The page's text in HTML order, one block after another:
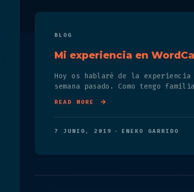
BLOG
Mi experiencia en
Hoy os hablaré de la
semana pasado. Como tengo
READ MORE
7 JUNIO, 2019 ENEKO GARRIDO